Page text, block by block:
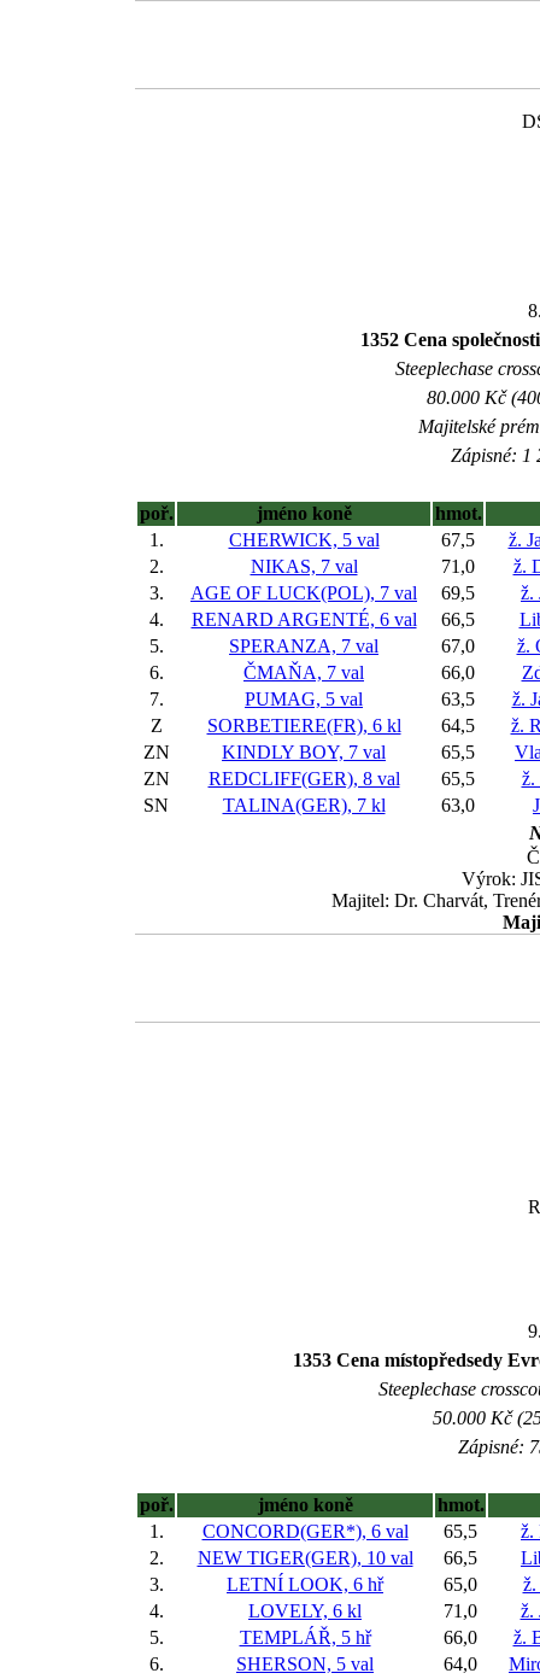
1352 Cena
Steeplechase
80.000 Kč
Majitelské
Zápisné: 1
poř. jméno koně
hmot.
1.
CHERWICK, 5 val 67,5
ž.
2.
NIKAS, 7 val 71,0
ž.
3.
AGE OF LUCK(POL), 7 val 69,5
ž.
4.
RENARD ARGENTÉ, 6 val 66,5
5.
SPERANZA, 7 val 67,0
ž.
6.
ČMAŇA, 7 val 66,0
7.
PUMAG, 5 val 63,5
ž.
Z
SORBETIERE(FR), 6 kl 64,5
ž.
ZN
KINDLY BOY, 7 val 65,5
ZN
REDCLIFF(GER), 8 val 65,5
ž.
SN
TALINA(GER), 7 kl 63,0
Výrok:
Majitel: Dr. Charvát,
1353 Cena místopředsedy
Steeplechase
50.000 Kč
Zápisné:
poř. jméno koně
hmot.
1.
CONCORD(GER*), 6 val 65,5
ž.
2.
NEW TIGER(GER), 10 val 66,5
3.
LETNÍ LOOK, 6 hř 65,0
ž.
4.
LOVELY, 6 kl 71,0
ž.
5.
TEMPLÁŘ, 5 hř 66,0
ž.
6.
SHERSON, 5 val 64,0